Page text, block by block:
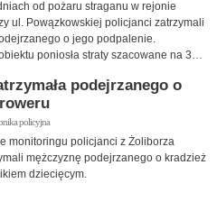
od pożaru straganu w rejonie
ul. Powązkowskiej policjanci zatrzymali
o jego podpalenie.
poniosła straty szacowane na 30
podejrzanego o
policyjna
monitoringu policjanci z Żoliborza
mężczyznę podejrzanego o kradzież
dziecięcym.